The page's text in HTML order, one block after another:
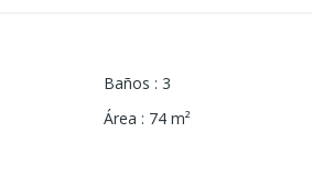
Baños : 3
Área : 74 m²